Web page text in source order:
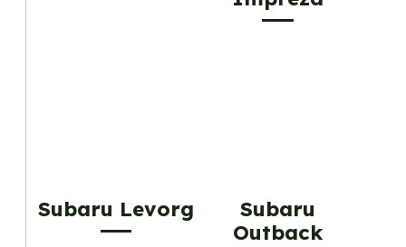
Subaru Levorg
Subaru
Outback